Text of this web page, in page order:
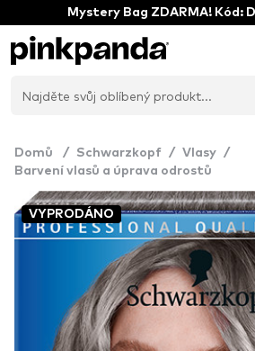
Mystery Bag ZDARMA! Kód:
Domů / Schwarzkopf / Vlasy /
Barvení vlasů a úprava odrostů
VYPRODÁNO